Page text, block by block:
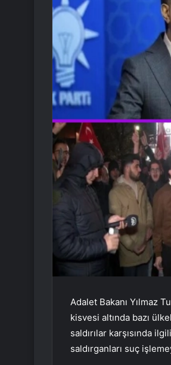
Adalet Bakanı Yılmaz
kisvesi altında bazı
saldırılar karşısında
saldırganları suç